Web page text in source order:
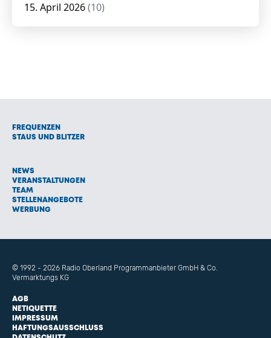
15. April 2026(10)
FREQUENZEN
STAUS UND BLITZER
NEWS
VERANSTALTUNGEN
TEAM
STELLENANGEBOTE
WERBUNG
© 1992 - 2026 Radio Oberland Programmanbieter GmbH & Co.
Vermarktungs KG
AGB
NETIQUETTE
IMPRESSUM
HAFTUNGSAUSSCHLUSS